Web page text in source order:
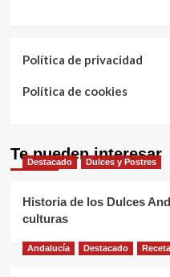
Política de privacidad
Política de cookies
Te pueden interesar
Destacado Dulces y Postres
Historia de los Dulces
culturas
Andalucía Destacado